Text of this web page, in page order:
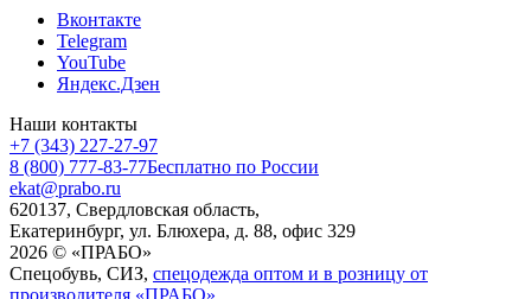
Вконтакте
Telegram
YouTube
Яндекс.Дзен
Наши контакты
+7 (343) 227-27-97
8 (800) 777-83-77Бесплатно по России
ekat@prabo.ru
620137, Свердловская область,
Екатеринбург, ул. Блюхера, д. 88, офис 329
2026 © «ПРАБО»
Спецобувь, СИЗ, спецодежда оптом и в розницу от
производителя «ПРАБО»